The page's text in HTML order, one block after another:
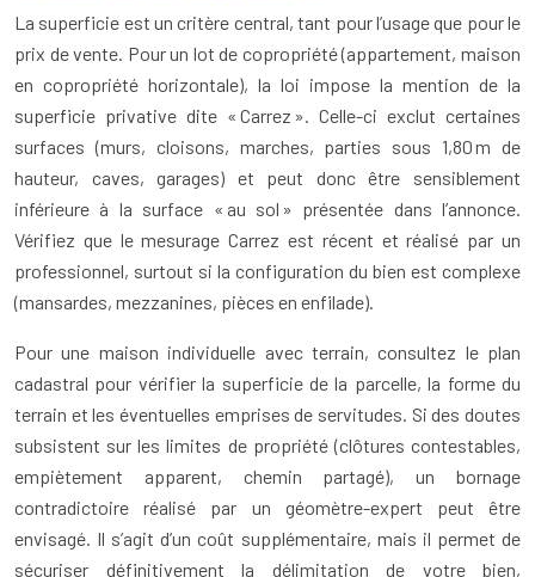
La superficie est un critère central, tant pour l’usage que pour le
prix de vente. Pour un lot de copropriété (appartement, maison
en copropriété horizontale), la loi impose la mention de la
superficie privative dite « Carrez ». Celle-ci exclut certaines
surfaces (murs, cloisons, marches, parties sous 1,80 m de
hauteur, caves, garages) et peut donc être sensiblement
inférieure à la surface « au sol » présentée dans l’annonce.
Vérifiez que le mesurage Carrez est récent et réalisé par un
professionnel, surtout si la configuration du bien est complexe
(mansardes, mezzanines, pièces en enfilade).
Pour une maison individuelle avec terrain, consultez le plan
cadastral pour vérifier la superficie de la parcelle, la forme du
terrain et les éventuelles emprises de servitudes. Si des doutes
subsistent sur les limites de propriété (clôtures contestables,
empiètement apparent, chemin partagé), un bornage
contradictoire réalisé par un géomètre-expert peut être
envisagé. Il s’agit d’un coût supplémentaire, mais il permet de
sécuriser définitivement la délimitation de votre bien,